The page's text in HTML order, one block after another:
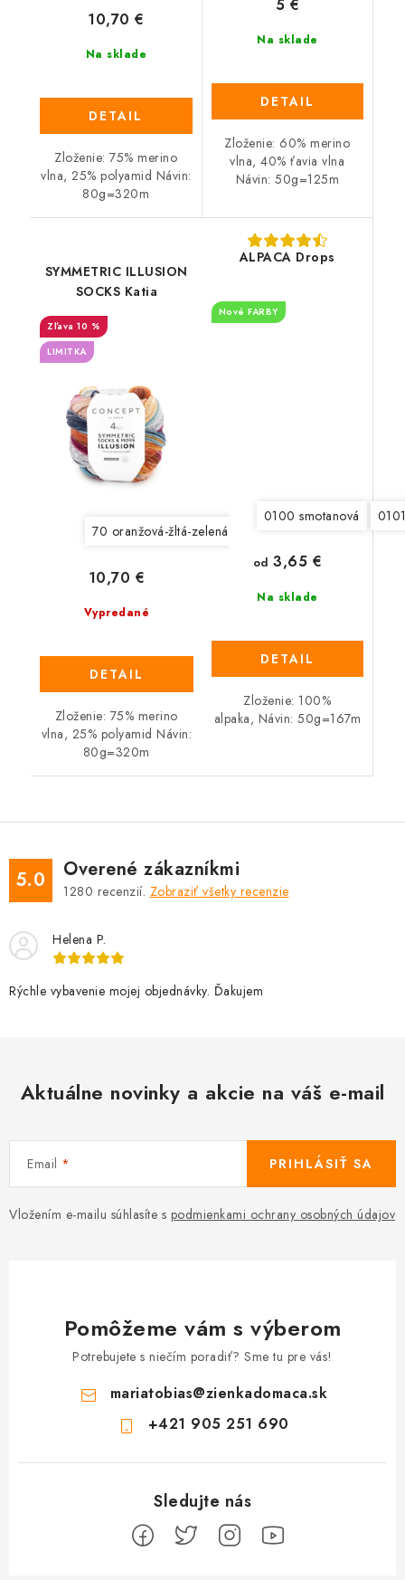
Na sklade
10,70 €
DETAIL
Zloženie: 75% merino
vlna, 25% polyamid Návin:
80g=320m
Na sklade
5 €
DETAIL
Zloženie: 60% merino
vlna, 40% ťavia vlna
Návin: 50g=125m
SYMMETRIC ILLUSION
SOCKS Katia
10 %
LIMITKA
70 oranžová-žltá-zelená-modrá-červená
Vypredané
10,70 €
DETAIL
Zloženie: 75% merino
vlna, 25% polyamid Návin:
80g=320m
ALPACA Drops
Nové FARBY
0100 smotanová
Na sklade
od 3,65 €
DETAIL
Zloženie: 100%
alpaka, Návin: 50g=167m
5.0 Overené zákazníkmi
1280 recenzií. Zobraziť všetky recenzie
Helena P.
Rýchle vybavenie mojej objednávky. Ďakujem
Aktuálne novinky a akcie na váš e-mail
Email
Vložením e-mailu súhlasíte s podmienkami ochrany osobných údajov
PRIHLÁSIŤ SA
Pomôžeme vám s výberom
Potrebujete s niečím poradiť? Sme tu pre vás!
mariatobias@zienkadomaca.sk
+421 905 251 690